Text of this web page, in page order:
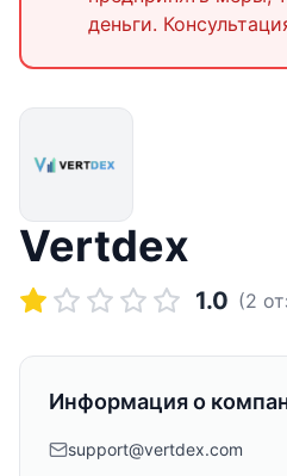
деньги.
Vertdex
1.0 (2
Информация о
support@vertdex.com